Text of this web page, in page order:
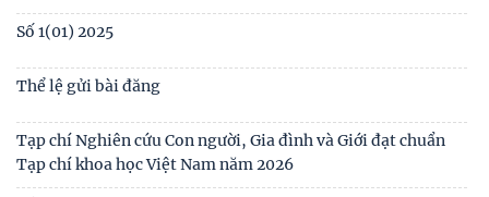
No1(01) 2025
Số 3(03) 2025
Số 2(02) 2025
Số 1(01) 2025